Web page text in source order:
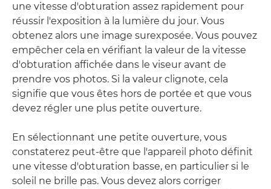
une vitesse d'obturation assez rapidement pour
réussir l'exposition à la lumière du jour. Vous
obtenez alors une image surexposée. Vous pouvez
empêcher cela en vérifiant la valeur de la vitesse
d'obturation affichée dans le viseur avant de
prendre vos photos. Si la valeur clignote, cela
signifie que vous êtes hors de portée et que vous
devez régler une plus petite ouverture.
En sélectionnant une petite ouverture, vous
constaterez peut-être que l'appareil photo définit
une vitesse d'obturation basse, en particulier si le
soleil ne brille pas. Vous devez alors corriger